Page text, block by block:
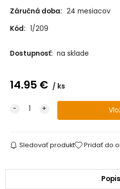
Záručná doba: 24 mesiacov
Kód: 1/209
Dostupnosť: na sklade
14.95 € ks
Sledovať produkt Pridať do
Popis